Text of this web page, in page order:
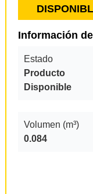
Información
Estado
Producto
Disponible
Volumen (m³)
0.084